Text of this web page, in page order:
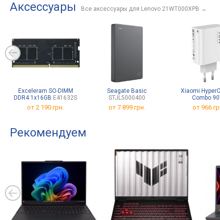
Аксессуары Все аксессуары для Lenovo 21WT000XPB →
Exceleram SO-DIMM
DDR4 1x16GB E41632S
от2 190 грн.
Seagate Basic
STJL5000400
от 7 899 грн.
Xiaomi
Combo
от 966
Рекомендуем